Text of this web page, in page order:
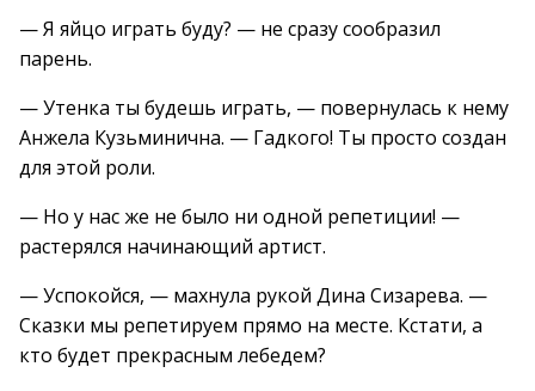
— Я яйцо играть буду? — не сразу сообразил
парень.
— Утенка ты будешь играть, — повернулась к нему
Анжела Кузьминична. — Гадкого! Ты просто создан
для этой роли.
— Но у нас же не было ни одной репетиции! —
растерялся начинающий артист.
— Успокойся, — махнула рукой Дина Сизарева. —
Сказки мы репетируем прямо на месте. Кстати, а
кто будет прекрасным лебедем?